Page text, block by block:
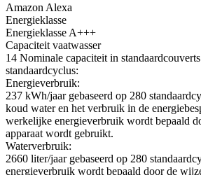
Amazon Alexa
Energieklasse
Energieklasse A+++
Capaciteit vaatwasser
14 Nominale capaciteit in
standaardcyclus:
Energieverbruik:
237 kWh/jaar gebaseerd op 280
koud water en het verbruik in de
werkelijke energieverbruik wordt bepaald
apparaat wordt gebruikt.
Waterverbruik:
2660 liter/jaar gebaseerd op 280
energieverbruik wordt bepaald door de